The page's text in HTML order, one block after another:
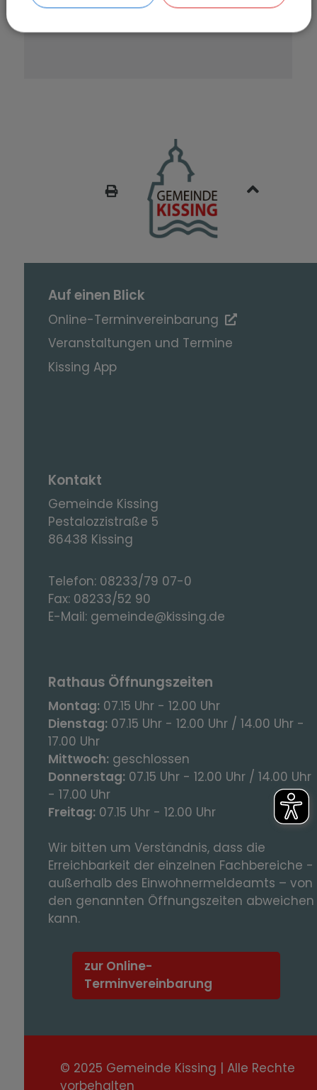
Auf einen Blick
Online-Terminvereinbarung
Veranstaltungen und Termine
Kissing App
Kontakt
Gemeinde Kissing
Pestalozzistraße 5
86438 Kissing
Telefon: 08233/79 07-0
Fax: 08233/52 90
E-Mail: gemeinde@kissing.de
Rathaus Öffnungszeiten
Montag: 07.15 Uhr - 12.00 Uhr
Dienstag: 07.15 Uhr - 12.00 Uhr / 14.00 Uhr -
17.00 Uhr
Mittwoch: geschlossen
Donnerstag: 07.15 Uhr - 12.00 Uhr / 14.00 Uhr
- 17.00 Uhr
Freitag: 07.15 Uhr - 12.00 Uhr
Wir bitten um Verständnis, dass die
Erreichbarkeit der einzelnen Fachbereiche -
außerhalb des Einwohnermeldeamts – von
den genannten Öffnungszeiten abweichen
kann.
zur Online-
Terminvereinbarung
© 2025 Gemeinde Kissing | Alle Rechte
vorbehalten